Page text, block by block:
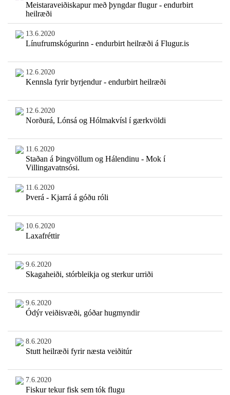
Meistaraveiðiskapur með þyngdar flugur - endurbirt
heilræði
13.6.2020
Línufrumskógurinn - endurbirt heilræði á Flugur.is
12.6.2020
Kennsla fyrir byrjendur - endurbirt heilræði
12.6.2020
Norðurá, Lónsá og Hólmakvísl í gærkvöldi
11.6.2020
Staðan á Þingvöllum og Hálendinu - Mok í
Villingavatnsósi.
11.6.2020
Þverá - Kjarrá á góðu róli
10.6.2020
Laxafréttir
9.6.2020
Skagaheiði, stórbleikja og sterkur urriði
9.6.2020
Ódýr veiðisvæði, góðar hugmyndir
8.6.2020
Stutt heilræði fyrir næsta veiðitúr
7.6.2020
Fiskur tekur fisk sem tók flugu